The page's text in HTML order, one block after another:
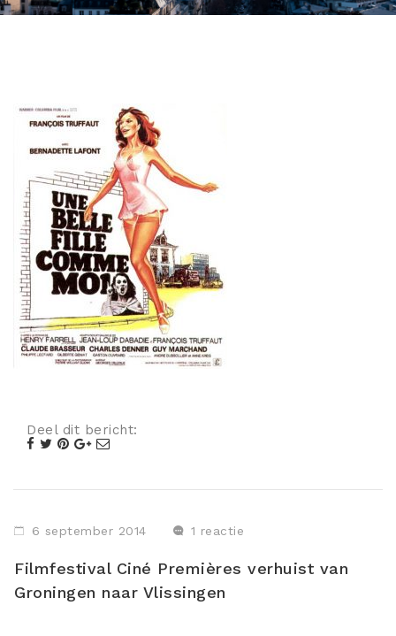
Misdaad
Musical
Oorlogsfilm
Romantische komedie
Thriller
Deel dit bericht:
6 september 2014 1 reactie
Filmfestival Ciné Premières verhuist van
Groningen naar Vlissingen